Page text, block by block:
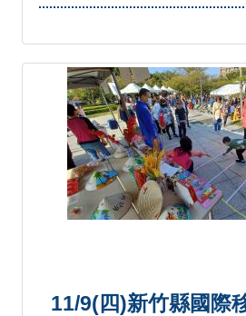
11/9(四)新竹縣國際